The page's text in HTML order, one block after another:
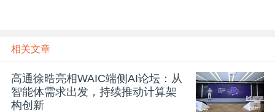
相关文章
高通徐晧亮相WAIC端侧AI论坛：从
智能体需求出发，持续推动计算架
构创新